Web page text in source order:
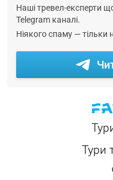
Наші тревел-експерти
Telegram каналі.
Ніякого спаму — тільки
Тури